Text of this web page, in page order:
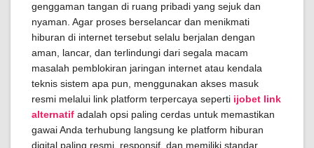
genggaman tangan di ruang pribadi yang sejuk dan
nyaman. Agar proses berselancar dan menikmati
hiburan di internet tersebut selalu berjalan dengan
aman, lancar, dan terlindungi dari segala macam
masalah pemblokiran jaringan internet atau kendala
teknis sistem apa pun, menggunakan akses masuk
resmi melalui link platform terpercaya seperti ijobet link
alternatif adalah opsi paling cerdas untuk memastikan
gawai Anda terhubung langsung ke platform hiburan
digital paling resmi, responsif, dan memiliki standar